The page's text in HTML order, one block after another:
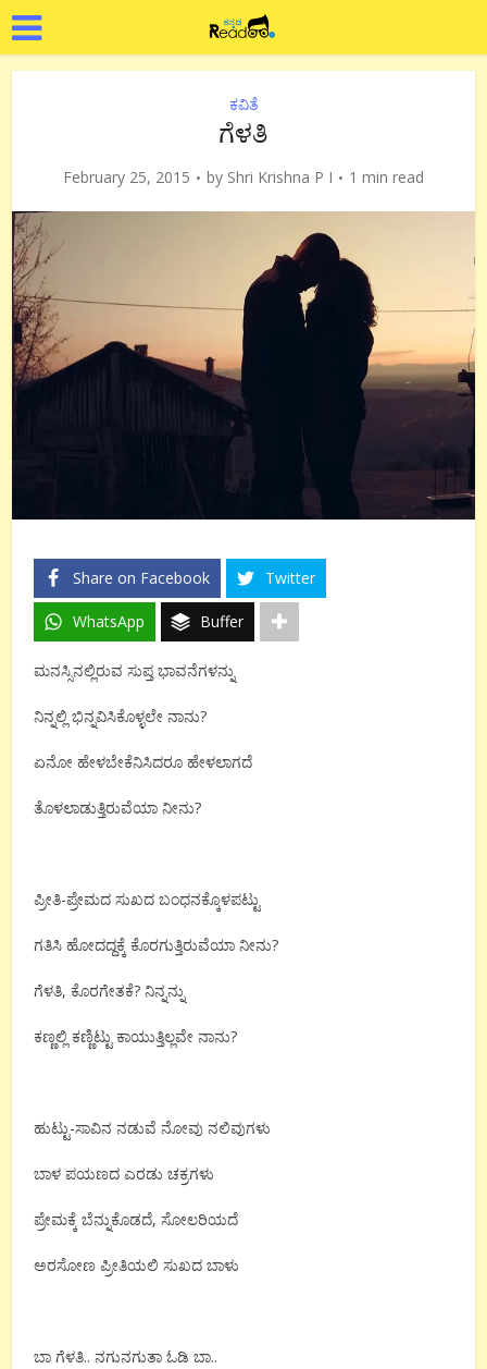
ಕವಿತೆ
ಗೆಳತಿ
February 25, 2015 by Shri Krishna P I 1 min read
Share on Facebook Twitter
WhatsApp Buffer
ಮನಸ್ಸಿನಲ್ಲಿರುವ ಸುಪ್ತ ಭಾವನೆಗಳನ್ನು
ನಿನ್ನಲ್ಲಿ ಭಿನ್ನವಿಸಿಕೊಳ್ಳಲೇ ನಾನು?
ಏನೋ ಹೇಳಬೇಕೆನಿಸಿದರೂ ಹೇಳಲಾಗದೆ
ತೊಳಲಾಡುತ್ತಿರುವೆಯಾ ನೀನು?
ಪ್ರೀತಿ-ಪ್ರೇಮದ ಸುಖದ ಬಂಧನಕ್ಕೊಳಪಟ್ಟು
ಗತಿಸಿ ಹೋದದ್ದಕ್ಕೆ ಕೊರಗುತ್ತಿರುವೆಯಾ ನೀನು?
ಗೆಳತಿ, ಕೊರಗೇತಕೆ? ನಿನ್ನನ್ನು
ಕಣ್ಣಲ್ಲಿ ಕಣ್ಣಿಟ್ಟು ಕಾಯುತ್ತಿಲ್ಲವೇ ನಾನು?
ಹುಟ್ಟು-ಸಾವಿನ ನಡುವೆ ನೋವು ನಲಿವುಗಳು
ಬಾಳ ಪಯಣದ ಎರಡು ಚಕ್ರಗಳು
ಪ್ರೇಮಕ್ಕೆ ಬೆನ್ನುಕೊಡದೆ, ಸೋಲರಿಯದೆ
ಅರಸೋಣ ಪ್ರೀತಿಯಲಿ ಸುಖದ ಬಾಳು
ಬಾ ಗೆಳತಿ.. ನಗುನಗುತಾ ಓಡಿ ಬಾ..